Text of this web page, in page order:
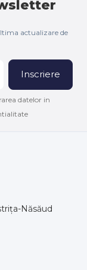
actualizare de
Inscriere
datelor in
Năsăud